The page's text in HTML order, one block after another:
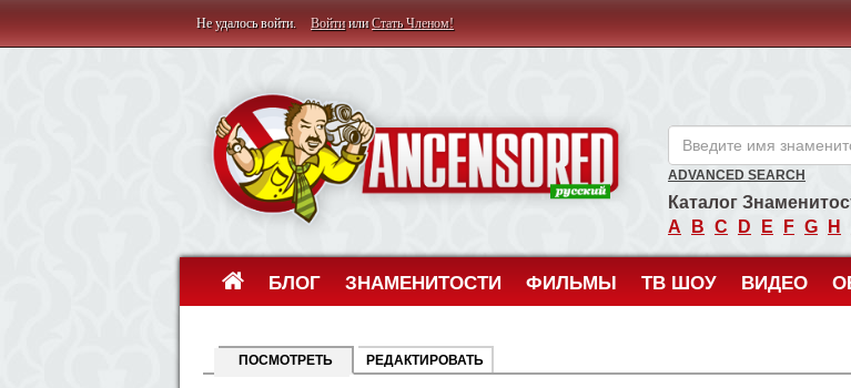
Не удалось войти. ВойтиилиСтать Членом!
ADVANCED SEARCH
Каталог
A
B C D E F G H
БЛОГ ЗНАМЕНИТОСТИ ФИЛЬМЫ ТВ ШОУ ВИДЕО
ПОСМОТРЕТЬ РЕДАКТИРОВАТЬ